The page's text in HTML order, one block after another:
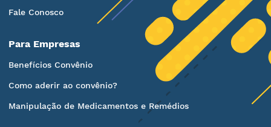
Fale Conosco
Para Empresas
Benefícios Convênio
Como aderir ao convênio?
Manipulação de Medicamentos e Remédios